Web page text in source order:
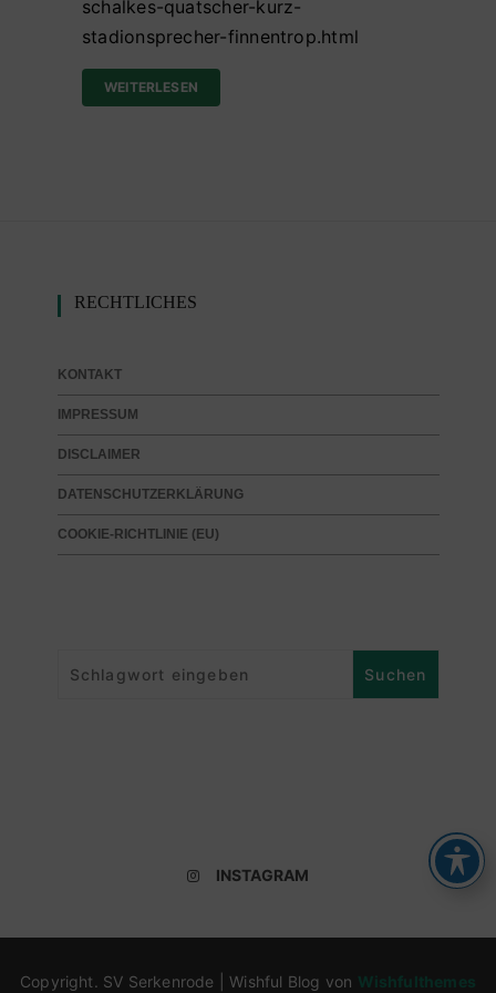
schalkes-quatscher-kurz-
stadionsprecher-finnentrop.html
WEITERLESEN
RECHTLICHES
KONTAKT
IMPRESSUM
DISCLAIMER
DATENSCHUTZERKLÄRUNG
COOKIE-RICHTLINIE (EU)
INSTAGRAM
Copyright. SV Serkenrode | Wishful Blog von Wishfulthemes